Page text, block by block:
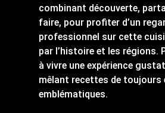
combinant découverte,
faire, pour profiter d’un
professionnel sur cette
par l’histoire et les régions.
à vivre une expérience
mêlant recettes de toujours
emblématiques.